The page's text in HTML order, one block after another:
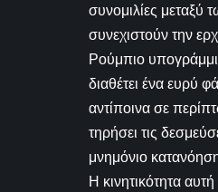
συνομιλίες
συνεχιστούν την
Ρούμπιο
διαθέτει ένα ευρύ
αντίποινα σε
τηρήσει τις
μνημόνιο
Η κινητικότητα